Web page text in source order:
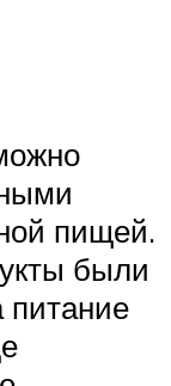
пищей.
были
питание